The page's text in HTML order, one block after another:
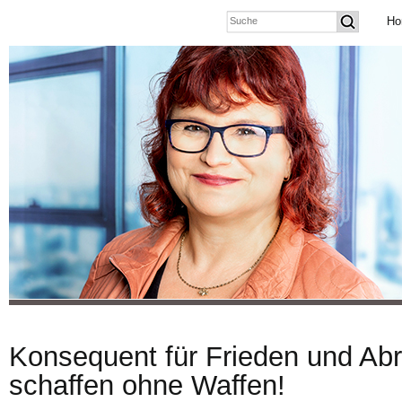
Konsequent für Frieden und
schaffen ohne Waffen!